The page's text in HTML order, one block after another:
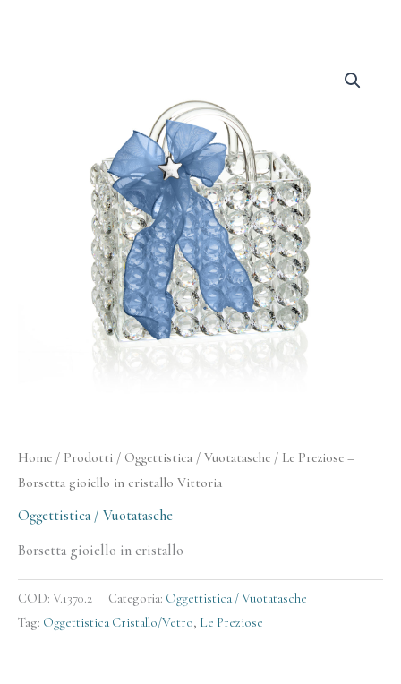
Home / Prodotti / Oggettistica / Vuotatasche / Le Preziose –
Borsetta gioiello in cristallo Vittoria
Oggettistica / Vuotatasche
Borsetta gioiello in cristallo
COD: V.1370.2 Categoria: Oggettistica / Vuotatasche
Tag: Oggettistica Cristallo/Vetro, Le Preziose